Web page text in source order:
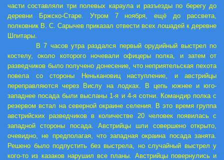
части составляли три полевых караула и разъезды по берегу до
деревни Бржско-Старе. Утром 7 ноября, ещё до рассвета,
полковник В. С. Сарычев приказал отвести всех лошадей к деревне
Шпитары.
В 7 часов утра раздался первый орудийный выстрел по
костелу, около которого ночевали офицеры полка, и затем от
разведчиков было получено донесение, что неприятельская пехота
повела со стороны Ненькановиц наступление, и австрийцы
переправляются через Вислу на лодках. В цепь южнее и юго-
западнее посада были высланы 1-я и 4-я сотни. Командир полка с
резервом встал на северной окраине селения. В это время группа
австрийских разведчиков в количестве 20 человек появилась с
западной стороны посада. Австрийцы шли совершено открыто,
очевидно, не предполагая, что западная окраина посада занята.
Решено было подпустить без выстрела, но случайный выстрел у
кого-то из казаков нарушил все планы. Австрийцы повернулись и